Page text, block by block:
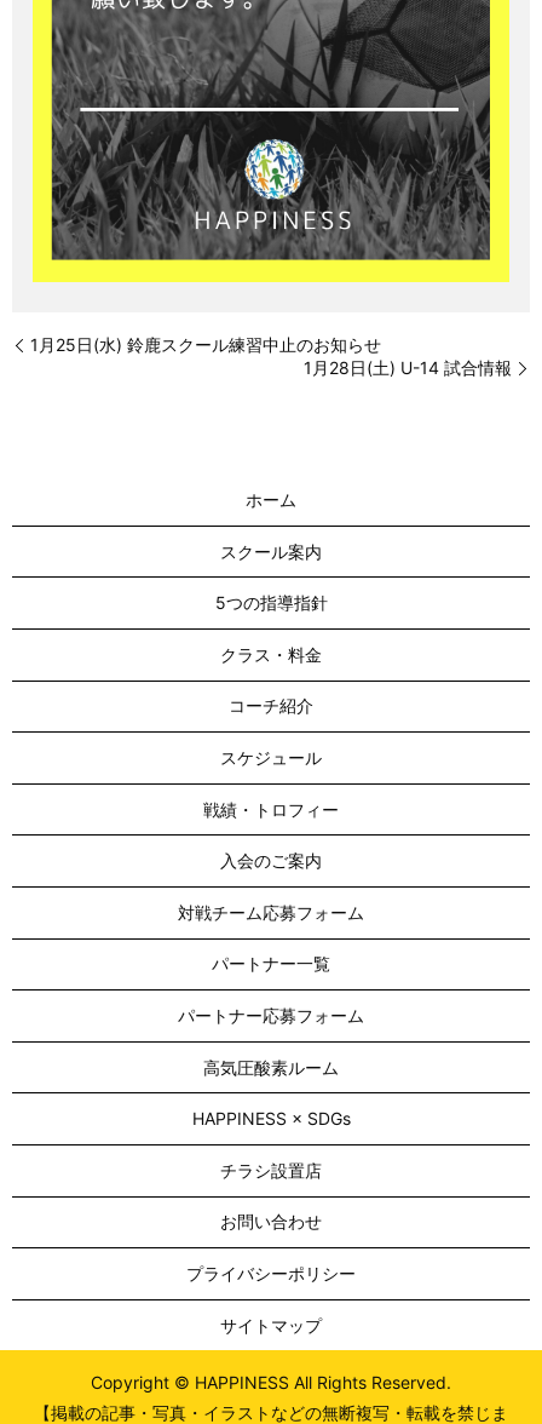
1月25日(水) 鈴鹿スクール練習中止のお知らせ
1月28日(土) U-14 試合情報
ホーム
スクール案内
5つの指導指針
クラス・料金
コーチ紹介
スケジュール
戦績・トロフィー
入会のご案内
対戦チーム応募フォーム
パートナー一覧
パートナー応募フォーム
高気圧酸素ルーム
HAPPINESS × SDGs
チラシ設置店
お問い合わせ
プライバシーポリシー
サイトマップ
Copyright © HAPPINESS All Rights Reserved.
【掲載の記事・写真・イラストなどの無断複写・転載を禁じま